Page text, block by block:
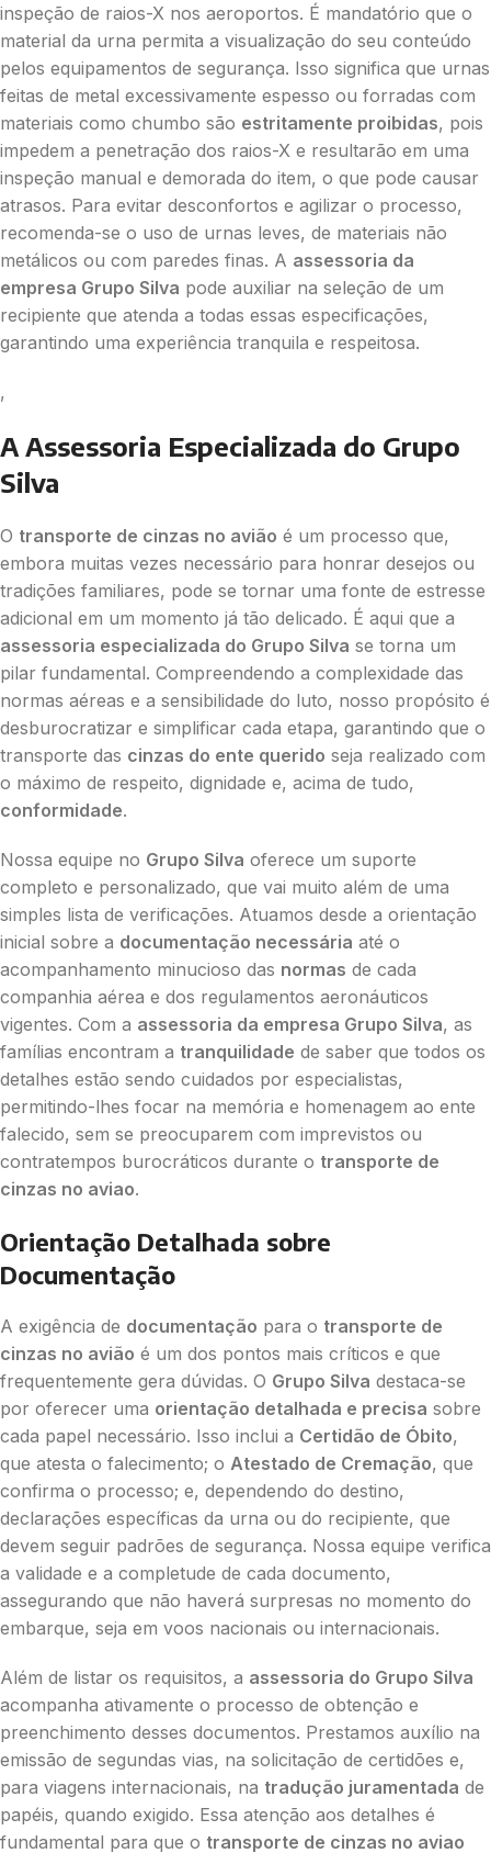
inspeção de raios-X nos aeroportos. É mandatório que o
material da urna permita a visualização do seu conteúdo
pelos equipamentos de segurança. Isso significa que urnas
feitas de metal excessivamente espesso ou forradas com
materiais como chumbo são estritamente proibidas, pois
impedem a penetração dos raios-X e resultarão em uma
inspeção manual e demorada do item, o que pode causar
atrasos. Para evitar desconfortos e agilizar o processo,
recomenda-se o uso de urnas leves, de materiais não
metálicos ou com paredes finas. A assessoria da
empresa Grupo Silva pode auxiliar na seleção de um
recipiente que atenda a todas essas especificações,
garantindo uma experiência tranquila e respeitosa.
,
A Assessoria Especializada do Grupo
Silva
O transporte de cinzas no avião é um processo que,
embora muitas vezes necessário para honrar desejos ou
tradições familiares, pode se tornar uma fonte de estresse
adicional em um momento já tão delicado. É aqui que a
assessoria especializada do Grupo Silva se torna um
pilar fundamental. Compreendendo a complexidade das
normas aéreas e a sensibilidade do luto, nosso propósito é
desburocratizar e simplificar cada etapa, garantindo que o
transporte das cinzas do ente querido seja realizado com
o máximo de respeito, dignidade e, acima de tudo,
conformidade.
Nossa equipe no Grupo Silva oferece um suporte
completo e personalizado, que vai muito além de uma
simples lista de verificações. Atuamos desde a orientação
inicial sobre a documentação necessária até o
acompanhamento minucioso das normas de cada
companhia aérea e dos regulamentos aeronáuticos
vigentes. Com a assessoria da empresa Grupo Silva, as
famílias encontram a tranquilidade de saber que todos os
detalhes estão sendo cuidados por especialistas,
permitindo-lhes focar na memória e homenagem ao ente
falecido, sem se preocuparem com imprevistos ou
contratempos burocráticos durante o transporte de
cinzas no aviao.
Orientação Detalhada sobre
Documentação
A exigência de documentação para o transporte de
cinzas no avião é um dos pontos mais críticos e que
frequentemente gera dúvidas. O Grupo Silva destaca-se
por oferecer uma orientação detalhada e precisa sobre
cada papel necessário. Isso inclui a Certidão de Óbito,
que atesta o falecimento; o Atestado de Cremação, que
confirma o processo; e, dependendo do destino,
declarações específicas da urna ou do recipiente, que
devem seguir padrões de segurança. Nossa equipe verifica
a validade e a completude de cada documento,
assegurando que não haverá surpresas no momento do
embarque, seja em voos nacionais ou internacionais.
Além de listar os requisitos, a assessoria do Grupo Silva
acompanha ativamente o processo de obtenção e
preenchimento desses documentos. Prestamos auxílio na
emissão de segundas vias, na solicitação de certidões e,
para viagens internacionais, na tradução juramentada de
papéis, quando exigido. Essa atenção aos detalhes é
fundamental para que o transporte de cinzas no aviao